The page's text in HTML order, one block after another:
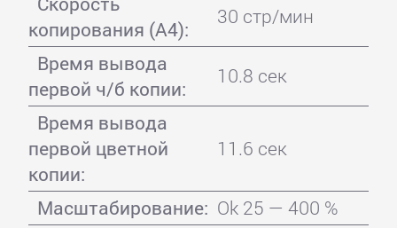
копирования (A4):
30 стр/мин
Время вывода
первой ч/б копии:
10.8 сек
Время вывода
первой цветной
копии:
11.6 сек
Масштабирование: Ok 25 — 400 %